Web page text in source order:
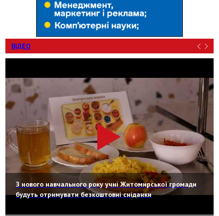
ВІДЕО
З нового навчального року учні Житомирської громади
будуть отримувати безкоштовні сніданки